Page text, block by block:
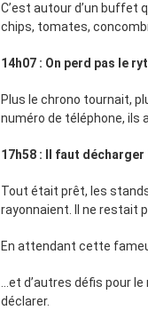
C’est autour d’un buffet
chips, tomates,
14h07 : On perd pas le
Plus le chrono tournait,
numéro de téléphone, ils
17h58 : Il faut décharger
Tout était prêt, les
rayonnaient. Il ne restait
En attendant cette
…et d’autres défis pour
déclarer.